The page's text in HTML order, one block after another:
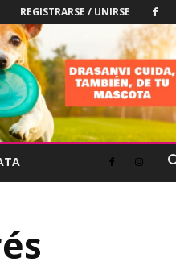
REGISTRARSE / UNIRSE